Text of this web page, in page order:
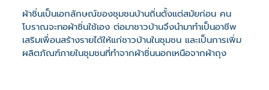
ผ้าซิ่นเป็นเอกลักษณ์ของชุมชนบ้านถิ่นตั้งแต่สมัยก่อน คน
โบราณจะทอผ้าซิ่นใช้เอง ต่อมาชาวบ้านจึงนำมาทำเป็นอาชีพ
เสริมเพื่อนสร้างรายได้ให้แก่ชาวบ้านในชุมชน และเป็นการเพิ่ม
ผลิตภัณฑ์ภายในชุมชนที่ทำจากผ้าซิ่นนอกเหนือจากผ้าถุง